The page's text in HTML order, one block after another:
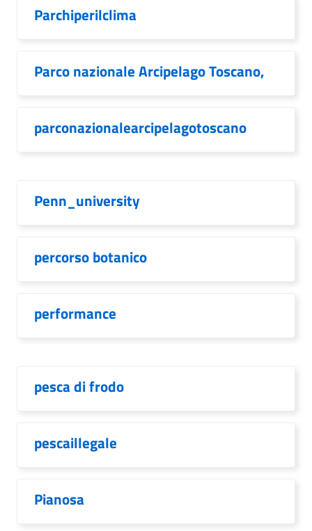
Parchiperilclima
Parco nazionale Arcipelago Toscano,
parconazionalearcipelagotoscano
Penn_university
percorso botanico
performance
pesca di frodo
pescaillegale
Pianosa